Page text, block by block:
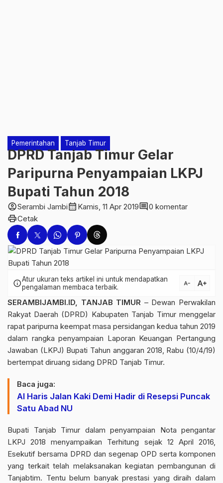
Pemerintahan Tanjab Timur
DPRD Tanjab Timur Gelar
Paripurna Penyampaian LKPJ
Bupati Tahun 2018
account_circleSerambi Jambicalendar_month Kamis, 11 Apr 2019comment0 komentar
printCetak
infoAtur ukuran teks artikel ini untuk mendapatkan
pengalaman membaca terbaik.
text_decrease text_increase
SERAMBIJAMBI.ID, TANJAB TIMUR – Dewan Perwakilan
Rakyat Daerah (DPRD) Kabupaten Tanjab Timur menggelar
rapat paripurna keempat masa persidangan kedua tahun 2019
dalam rangka penyampaian Laporan Keuangan Pertangung
Jawaban (LKPJ) Bupati Tahun anggaran 2018, Rabu (10/4/19)
bertempat diruang sidang DPRD Tanjab Timur.
Baca juga:
Al Haris Jalan Kaki Demi Hadir di Resepsi Puncak
Satu Abad NU
Bupati Tanjab Timur dalam penyampaian Nota pengantar
LKPJ 2018 menyampaikan Terhitung sejak 12 April 2016,
Esekutif bersama DPRD dan segenap OPD serta komponen
yang terkait telah melaksanakan kegiatan pembangunan di
Tanjabtim. Tentu belum banyak prestasi yang diraih dalam